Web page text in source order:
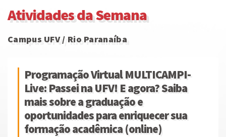
Atividades da Semana
Campus UFV / Rio Paranaíba
Programação Virtual MULTICAMPI-
Live: Passei na UFV! E agora? Saiba
mais sobre a graduação e
oportunidades para enriquecer sua
formação acadêmica (online)